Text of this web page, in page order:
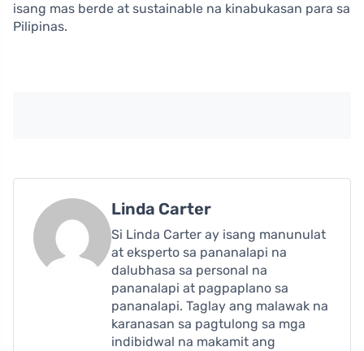
isang mas berde at sustainable na kinabukasan para sa
Pilipinas.
Linda Carter
Si Linda Carter ay isang manunulat
at eksperto sa pananalapi na
dalubhasa sa personal na
pananalapi at pagpaplano sa
pananalapi. Taglay ang malawak na
karanasan sa pagtulong sa mga
indibidwal na makamit ang